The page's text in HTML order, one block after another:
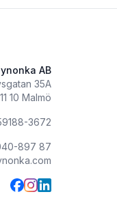
AB
35A
10 Malmö
3672
897 87